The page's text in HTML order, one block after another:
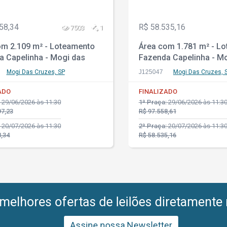
7503 1
2.109 m² - Loteamento
Capelinha - Mogi das
SP
Mogi Das Cruzes, SP
29/06/2026 às 11:30
20/07/2026 às 11:30
R$ 58.535,16
Área com 1.781 m² -
Fazenda Capelinha -
Cruzes - SP
J125047 Mogi Das Cruzes,
FINALIZADO
1ª Praça:29/06/2026 às 11:30
R$ 97.558,61
2ª Praça:20/07/2026 às 11:30
R$ 58.535,16
ofertas de leilões diretamente